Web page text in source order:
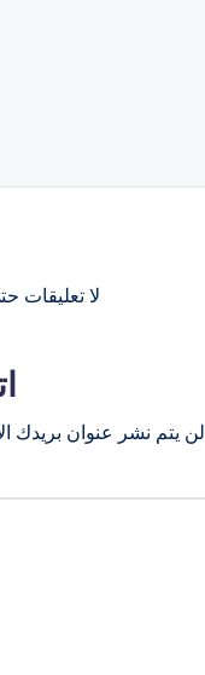
لا تعليقات
لن يتم نشر عنوان بريدك